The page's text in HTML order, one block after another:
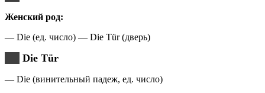
Женский род:
— Die (ед. число) — Die Tür (дверь)
Die Tür
— Die (винительный падеж, ед. число)